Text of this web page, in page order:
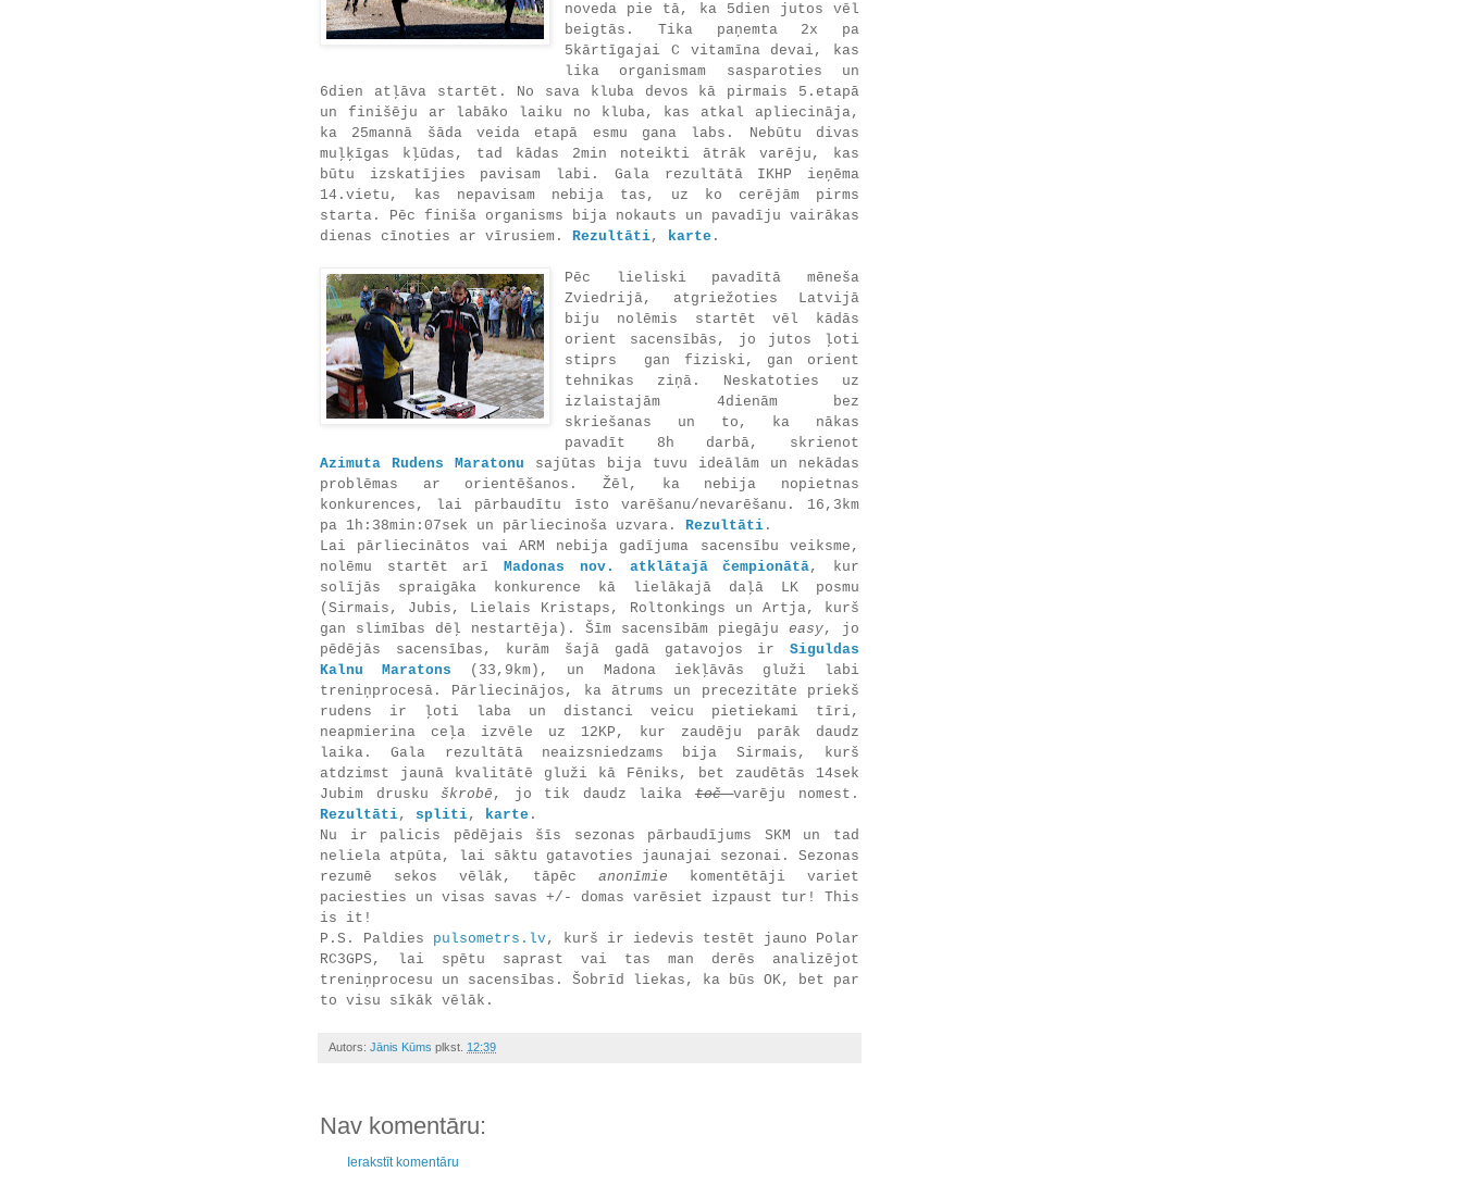
noveda pie tā, ka 5dien jutos vēl
beigtās. Tika paņemta 2x pa
5kārtīgajai C vitamīna devai, kas
lika organismam sasparoties un
6dien atļāva startēt. No sava kluba devos kā pirmais 5.etapā
un finišēju ar labāko laiku no kluba, kas atkal apliecināja,
ka 25mannā šāda veida etapā esmu gana labs. Nebūtu divas
muļķīgas kļūdas, tad kādas 2min noteikti ātrāk varēju, kas
būtu izskatījies pavisam labi. Gala rezultātā IKHP ieņēma
14.vietu, kas nepavisam nebija tas, uz ko cerējām pirms
starta. Pēc finiša organisms bija nokauts un pavadīju vairākas
dienas cīnoties ar vīrusiem. Rezultāti, karte .
Pēc lieliski pavadītā mēneša
Zviedrijā, atgriežoties Latvijā
biju nolēmis startēt vēl kādās
orient sacensībās, jo jutos ļoti
stiprs gan fiziski, gan orient
tehnikas ziņā. Neskatoties uz
izlaistajām 4dienām bez
skriešanas un to, ka nākas
pavadīt 8h darbā, skrienot
Azimuta Rudens Maratonu sajūtas bija tuvu ideālām un nekādas
problēmas ar orientēšanos. Žēl, ka nebija nopietnas
konkurences, lai pārbaudītu īsto varēšanu/nevarēšanu. 16,3km
pa 1h:38min:07sek un pārliecinoša uzvara. Rezultāti .
Lai pārliecinātos vai ARM nebija gadījuma sacensību veiksme,
nolēmu startēt arīMadonas nov. atklātajā čempionātā, kur
solījās spraigāka konkurence kā lielākajā daļā LK posmu
(Sirmais, Jubis, Lielais Kristaps, Roltonkings un Artja, kurš
gan slimības dēļ nestartēja). Šīm sacensībām piegāju easy, jo
pēdējās sacensības, kurām šajā gadā gatavojos ir Siguldas
Kalnu Maratons (33,9km), un Madona iekļāvās gluži labi
treniņprocesā. Pārliecinājos, ka ātrums un precezitāte priekš
rudens ir ļoti laba un distanci veicu pietiekami tīri,
neapmierina ceļa izvēle uz 12KP, kur zaudēju parāk daudz
laika. Gala rezultātā neaizsniedzams bija Sirmais, kurš
atdzimst jaunā kvalitātē gluži kā Fēniks, bet zaudētās 14sek
Jubim druskuškrobē , jo tik daudz laika točvarēju nomest.
Rezultāti, spliti, karte .
Nu ir palicis pēdējais šīs sezonas pārbaudījums SKM un tad
neliela atpūta, lai sāktu gatavoties jaunajai sezonai. Sezonas
rezumē sekos vēlāk, tāpēc anonīmie komentētāji variet
paciesties un visas savas +/- domas varēsiet izpaust tur! This
is it!
P.S. Paldies pulsometrs.lv, kurš ir iedevis testēt jauno Polar
RC3GPS, lai spētu saprast vai tas man derēs analizējot
treniņprocesu un sacensības. Šobrīd liekas, ka būs OK, bet par
to visu sīkāk vēlāk.
Autors: Jānis Kūms plkst. 12:39
Nav komentāru:
Ierakstīt komentāru